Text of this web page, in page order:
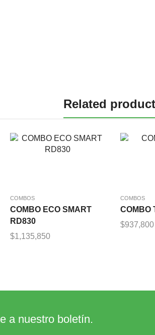
Related
COMBOS
COMBO ECO SMART
RD830
$1,135,850
COMBOS
COMBO
$937,800
a nuestro boletín.